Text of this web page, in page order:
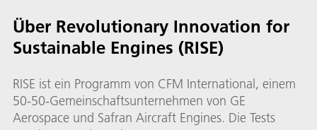
Über Revolutionary Innovation for
Sustainable Engines (RISE)
RISE ist ein Programm von CFM International, einem
50-50-Gemeinschaftsunternehmen von GE
Aerospace und Safran Aircraft Engines. Die Tests